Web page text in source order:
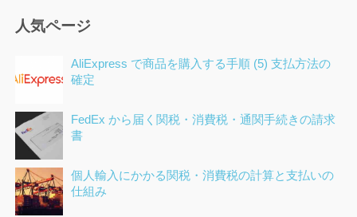
人気ページ
AliExpress で商品を購入する手順 (5) 支払方法の
確定
FedEx から届く関税・消費税・通関手続きの請求
書
個人輸入にかかる関税・消費税の計算と支払いの
仕組み